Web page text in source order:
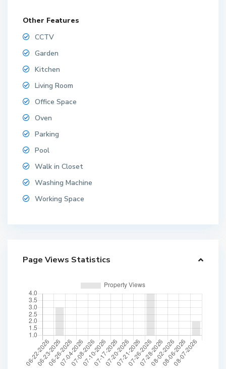
Other Features
CCTV
Garden
Kitchen
Living Room
Office Space
Oven
Parking
Pool
Walk in Closet
Washing Machine
Working Space
Page Views Statistics